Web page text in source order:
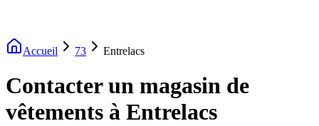
Accueil 73 Entrelacs
Contacter un magasin de
vêtements à Entrelacs